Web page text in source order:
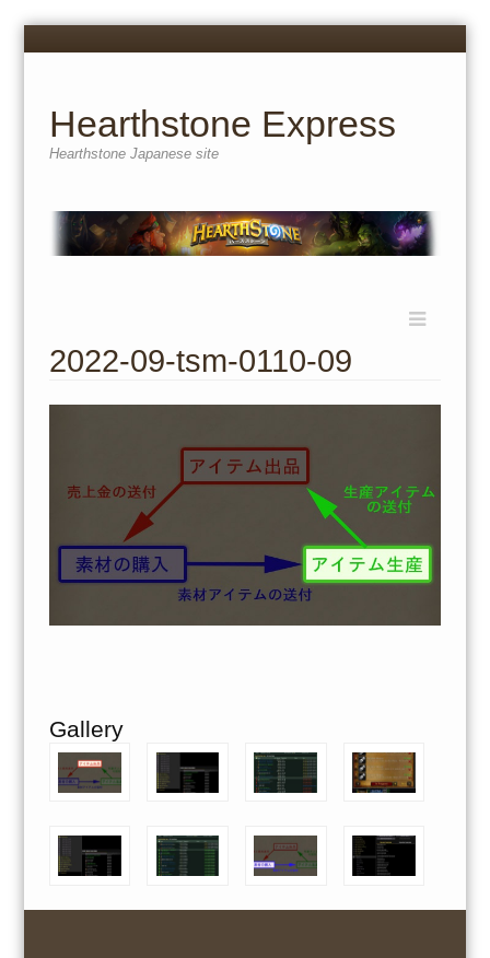
Menu
Hearthstone Express
Hearthstone Japanese site
content
2022-09-tsm-0110-09
Gallery